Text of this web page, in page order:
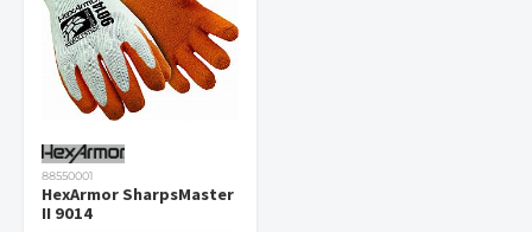
88550001
HexArmor SharpsMaster
II 9014